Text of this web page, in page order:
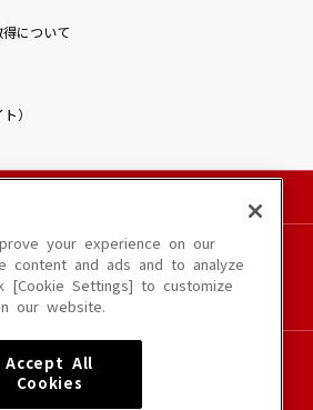
について
）
の文章・画像・写真・動画・音声等を、手段や形態を
超えて無断で複製、転載、ファイル化などすることを
信状況によりご利用いただけない場合があります。
い場合があります。
6602250112Y38026 6602250240Y31015
your experience on our
content and ads and to analyze
[Cookie Settings] to customize
our website.
Accept All
Cookies